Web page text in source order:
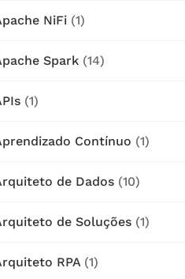
NiFi (1)
Spark (14)
(1)
Contínuo (1)
de Dados (10)
de Soluções (1)
RPA(1)